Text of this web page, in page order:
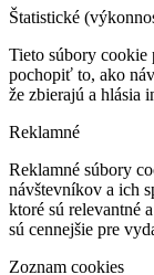
Štatistické
Tieto súbory
pochopiť to, ako
že zbierajú a hlásia
Reklamné
Reklamné súbory
návštevníkov a ich
ktoré sú relevantné
sú cennejšie pre
Zoznam cookies